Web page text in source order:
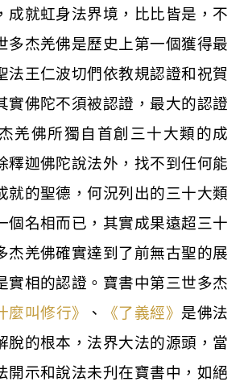
成就虹身法界境，比比皆是，不
多杰羌佛是歷史上第一個獲得最
法王仁波切們依教規認證和祝賀
實佛陀不須被認證，最大的認證
羌佛所獨自首創三十大類的成
釋迦佛陀說法外，找不到任何能
就的聖德，何況列出的三十大類
個名相而已，其實成果遠超三十
杰羌佛確實達到了前無古聖的展
實相的認證。寶書中第三世多杰
麼叫修行》 、 《了義經》 是佛法
脫的根本，法界大法的源頭，當
開示和說法未刋在寶書中，如絕